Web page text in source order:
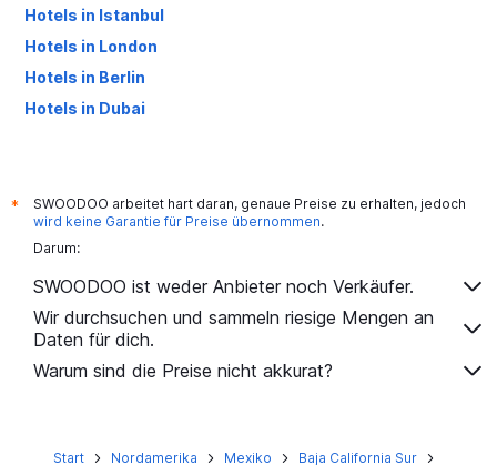
Hotels in Istanbul
Hotels in London
Hotels in Berlin
Hotels in Dubai
*
SWOODOO arbeitet hart daran, genaue Preise zu erhalten, jedoch
wird keine Garantie für Preise übernommen.
Darum:
SWOODOO ist weder Anbieter noch Verkäufer.
Wir durchsuchen und sammeln riesige Mengen an
Daten für dich.
Warum sind die Preise nicht akkurat?
Start Nordamerika Mexiko Baja California Sur